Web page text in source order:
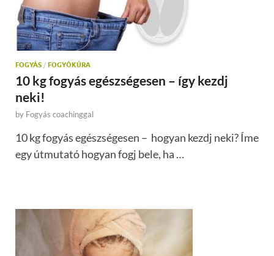
FOGYÁS / FOGYÓKÚRA
10 kg fogyás egészségesen – így kezdj
neki!
by Fogyás coachinggal
10 kg fogyás egészségesen – hogyan kezdj neki? Íme
egy útmutató hogyan fogj bele, ha …